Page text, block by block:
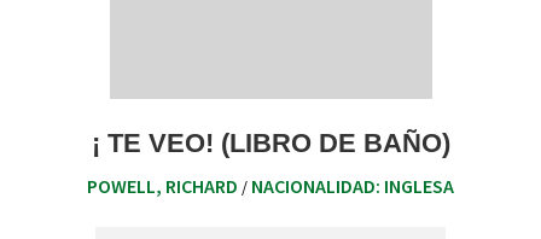
¡ TE VEO! (LIBRO DE BAÑO)
POWELL, RICHARD / NACIONALIDAD: INGLESA